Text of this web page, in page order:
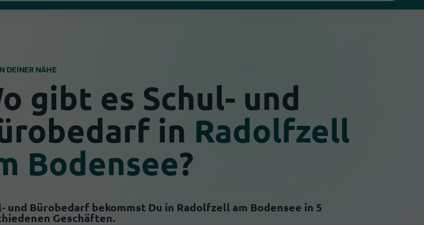
DEINER NÄHE
gibt es Schul- und
in Radolfzell
Bodensee?
und Bürobedarf bekommst Du in Radolfzell am Bodensee in 5
Geschäften.